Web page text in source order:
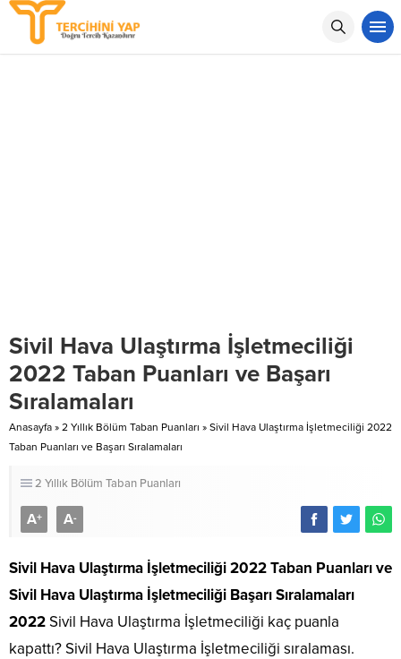
Sivil Hava Ulaştırma İşletmeciliği
2022 Taban Puanları ve Başarı
Sıralamaları
Anasayfa » 2 Yıllık Bölüm Taban Puanları » Sivil Hava Ulaştırma İşletmeciliği 2022
Taban Puanları ve Başarı Sıralamaları
2 Yıllık Bölüm Taban Puanları
A+ A-
Sivil Hava Ulaştırma İşletmeciliği 2022 Taban Puanlarıve
Sivil Hava Ulaştırma İşletmeciliği Başarı Sıralamaları
2022Sivil Hava Ulaştırma İşletmeciliği kaç puanla
kapattı? Sivil Hava Ulaştırma İşletmeciliği sıralaması.